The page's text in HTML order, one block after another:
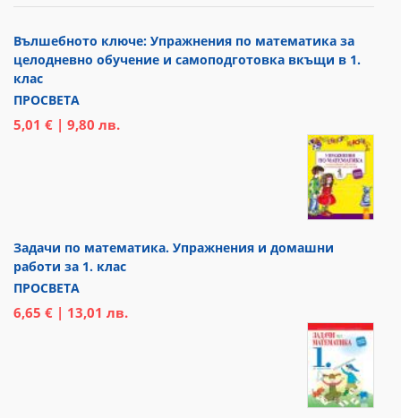
Вълшебното ключе: Упражнения по математика за
целодневно обучение и самоподготовка вкъщи в 1.
клас
ПРОСВЕТА
5,01 € | 9,80 лв.
Задачи по математика. Упражнения и домашни
работи за 1. клас
ПРОСВЕТА
6,65 € | 13,01 лв.